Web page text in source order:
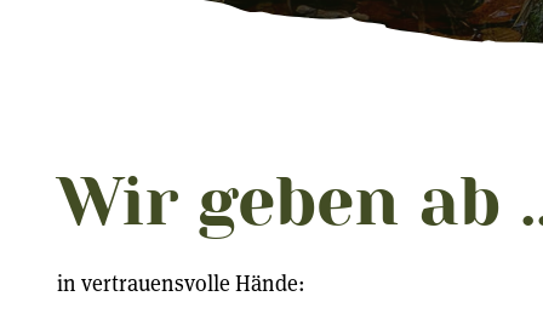
Wir geben ab
in vertrauensvolle Hände: